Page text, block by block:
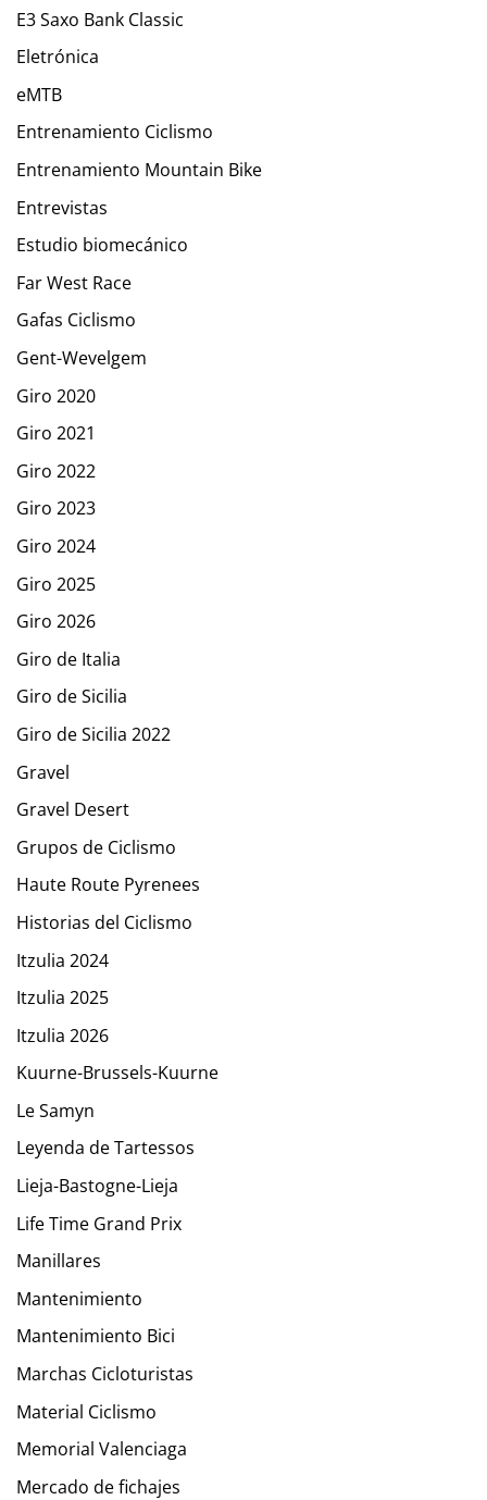
E3 Saxo Bank Classic
Eletrónica
eMTB
Entrenamiento Ciclismo
Entrenamiento Mountain Bike
Entrevistas
Estudio biomecánico
Far West Race
Gafas Ciclismo
Gent-Wevelgem
Giro 2020
Giro 2021
Giro 2022
Giro 2023
Giro 2024
Giro 2025
Giro 2026
Giro de Italia
Giro de Sicilia
Giro de Sicilia 2022
Gravel
Gravel Desert
Grupos de Ciclismo
Haute Route Pyrenees
Historias del Ciclismo
Itzulia 2024
Itzulia 2025
Itzulia 2026
Kuurne-Brussels-Kuurne
Le Samyn
Leyenda de Tartessos
Lieja-Bastogne-Lieja
Life Time Grand Prix
Manillares
Mantenimiento
Mantenimiento Bici
Marchas Cicloturistas
Material Ciclismo
Memorial Valenciaga
Mercado de fichajes